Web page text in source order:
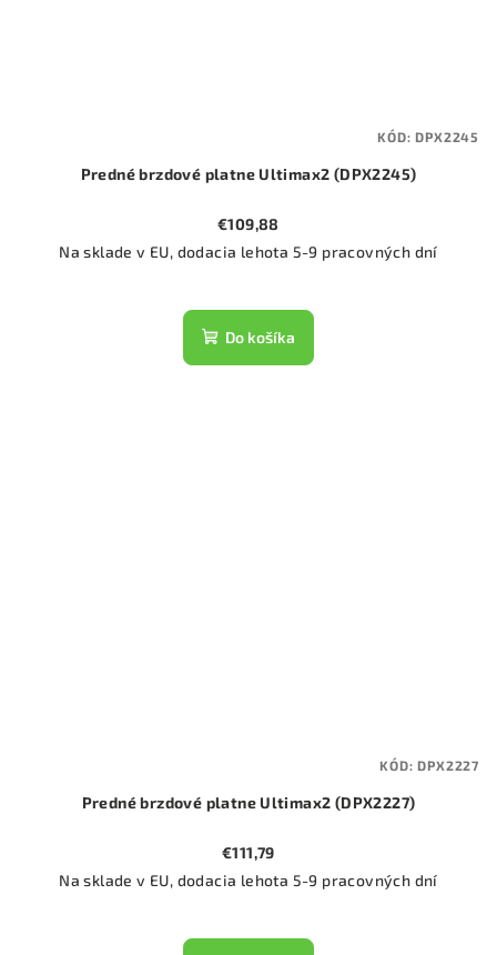
Predné brzdové platne Ultimax2 (DPX2245)
€109,88
Na sklade v EU, dodacia lehota 5-9 pracovných dní
Do košíka
KÓD:DPX2245
Predné brzdové platne Ultimax2 (DPX2227)
€111,79
Na sklade v EU, dodacia lehota 5-9 pracovných dní
KÓD:DPX2227